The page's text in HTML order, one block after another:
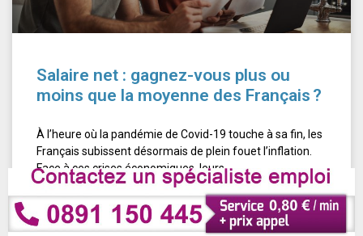
Salaire net : gagnez-vous plus ou
moins que la moyenne des Français ?
À l’heure où la pandémie de Covid-19 touche à sa fin, les
Français subissent désormais de plein fouet l’inflation.
Face à ces crises économiques, leurs
17 février 2023